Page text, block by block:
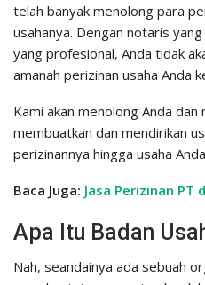
telah banyak menolong para
usahanya. Dengan notaris
yang profesional, Anda tidak
amanah perizinan usaha Anda
Kami akan menolong Anda dan
membuatkan dan mendirikan
perizinannya hingga usaha
Baca Juga: Jasa Perizinan PT
Apa Itu Badan
Nah, seandainya ada sebuah